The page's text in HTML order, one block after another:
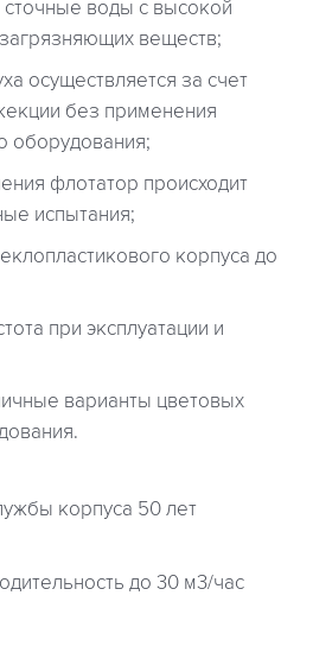
воды с высокой
веществ;
осуществляется за счет
без применения
оборудования;
флотатор происходит
испытания;
корпуса до
при эксплуатации и
варианты цветовых
корпуса 50 лет
до 30 м3/час